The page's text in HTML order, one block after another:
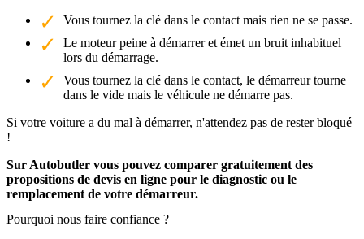
Vous tournez la clé dans le contact mais rien ne se passe.
Le moteur peine à démarrer et émet un bruit inhabituel
lors du démarrage.
Vous tournez la clé dans le contact, le démarreur tourne
dans le vide mais le véhicule ne démarre pas.
Si votre voiture a du mal à démarrer, n'attendez pas de rester bloqué
!
Sur Autobutler vous pouvez comparer gratuitement des
propositions de devis en ligne pour le diagnostic ou le
remplacement de votre démarreur.
Pourquoi nous faire confiance ?